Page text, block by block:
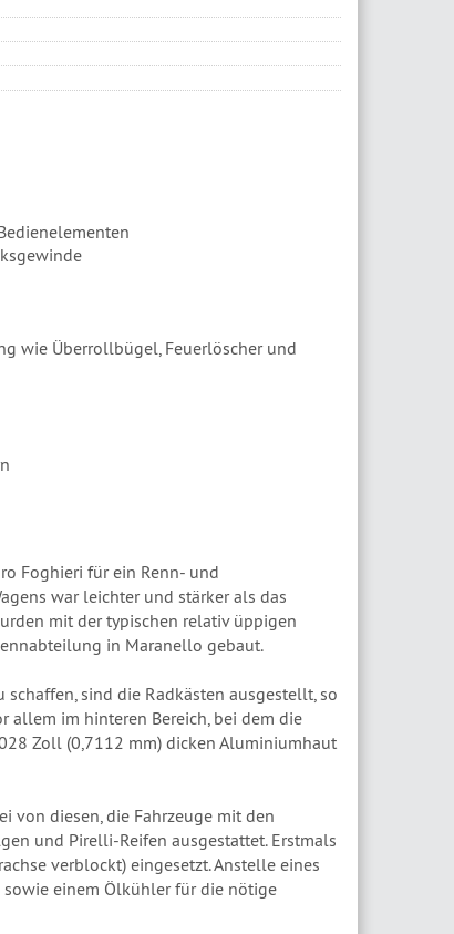
wie Überrollbügel, Feuerlöscher und
Foghieri für ein Renn- und
war leichter und stärker als das
mit der typischen relativ üppigen
in Maranello gebaut.
sind die Radkästen ausgestellt, so
allem im hinteren Bereich, bei dem die
Zoll (0,7112 mm) dicken Aluminiumhaut
von diesen, die Fahrzeuge mit den
und Pirelli-Reifen ausgestattet. Erstmals
verblockt) eingesetzt. Anstelle eines
einem Ölkühler für die nötige